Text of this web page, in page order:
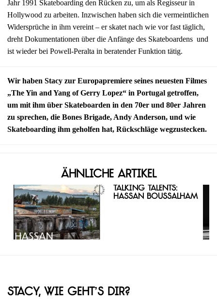
Jahr 1991 Skateboarding den Rücken zu, um als Regisseur in
Hollywood zu arbeiten. Inzwischen haben sich die vermeintlichen
Widersprüche in ihm vereint – er skatet nach wie vor fast täglich,
dreht Dokumentationen über die Anfänge des Skateboardens und
ist wieder bei Powell-Peralta in beratender Funktion tätig.
Wir haben Stacy zur Europapremiere seines neuesten Filmes
„The Yin and Yang of Gerry Lopez“ in Portugal getroffen,
um mit ihm über Skateboarden in den 70er und 80er Jahren
zu sprechen, die Bones Brigade, Andy Anderson, und wie
Skateboarding ihm geholfen hat, Rückschläge wegzustecken.
Ähnliche Artikel
Talking Talents:
Hassan Boussalham
Stacy, wie geht’s dir?